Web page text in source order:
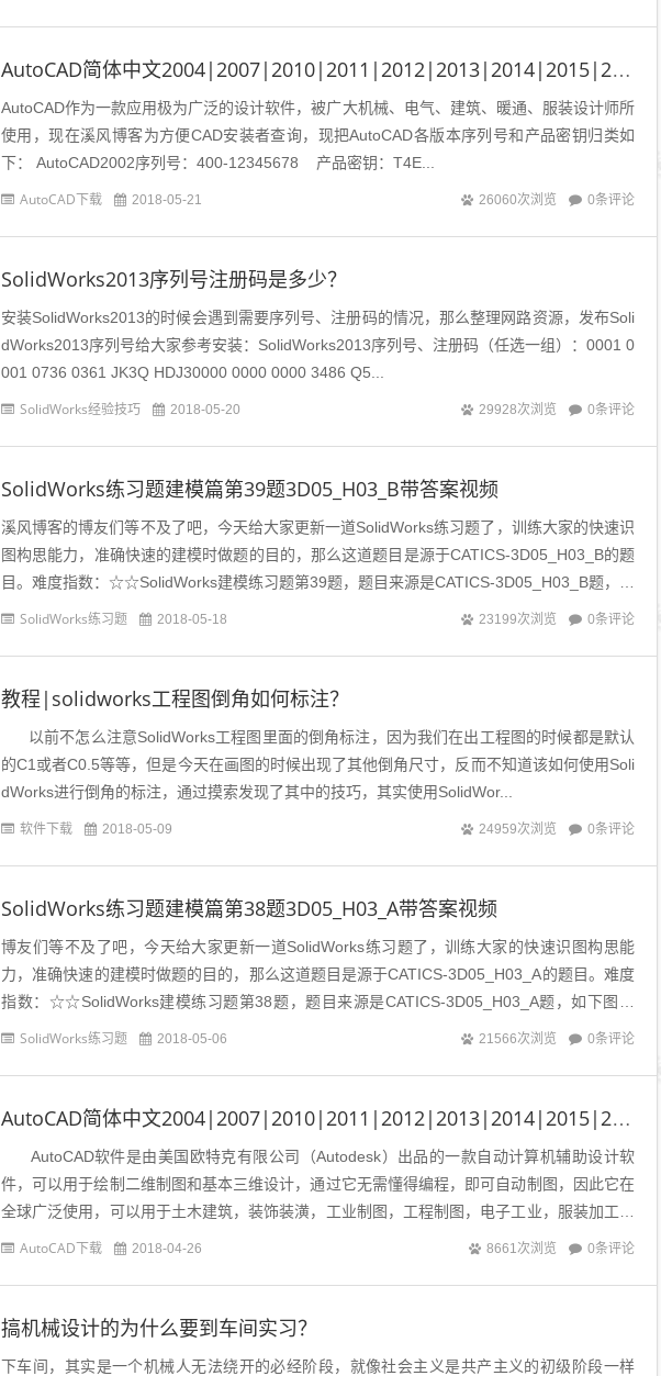
AutoCAD简体中文2004|2007|2010|2011|2012|2013|2014|2015|2016|2017|2018序列号和产品秘钥汇总分享
AutoCAD作为一款应用极为广泛的设计软件，被广大机械、电气、建筑、暖通、服装设计师所
使用，现在溪风博客为方便CAD安装者查询，现把AutoCAD各版本序列号和产品密钥归类如
下： AutoCAD2002序列号：400-12345678 产品密钥：T4E...
AutoCAD下载 2018-05-21 26060次浏览 0条评论
SolidWorks2013序列号注册码是多少？
安装SolidWorks2013的时候会遇到需要序列号、注册码的情况，那么整理网路资源，发布Soli
dWorks2013序列号给大家参考安装：SolidWorks2013序列号、注册码（任选一组）：0001 0
001 0736 0361 JK3Q HDJ30000 0000 0000 3486 Q5...
SolidWorks经验技巧 2018-05-20 29928次浏览 0条评论
SolidWorks练习题建模篇第39题3D05_H03_B带答案视频
溪风博客的博友们等不及了吧，今天给大家更新一道SolidWorks练习题了，训练大家的快速识
图构思能力，准确快速的建模时做题的目的，那么这道题目是源于CATICS-3D05_H03_B的题
目。难度指数：☆☆SolidWorks建模练习题第39题，题目来源是CATICS-3D05_H03_B题，如
下图...SolidWorks练习题 2018-05-18 23199次浏览 0条评论
教程|solidworks工程图倒角如何标注？
以前不怎么注意SolidWorks工程图里面的倒角标注，因为我们在出工程图的时候都是默认
的C1或者C0.5等等，但是今天在画图的时候出现了其他倒角尺寸，反而不知道该如何使用Soli
dWorks进行倒角的标注，通过摸索发现了其中的技巧，其实使用SolidWor...
软件下载 2018-05-09 24959次浏览 0条评论
SolidWorks练习题建模篇第38题3D05_H03_A带答案视频
博友们等不及了吧，今天给大家更新一道SolidWorks练习题了，训练大家的快速识图构思能
力，准确快速的建模时做题的目的，那么这道题目是源于CATICS-3D05_H03_A的题目。难度
指数：☆☆SolidWorks建模练习题第38题，题目来源是CATICS-3D05_H03_A题，如下图所
示：题目...
SolidWorks练习题 2018-05-06 21566次浏览 0条评论
AutoCAD简体中文2004|2007|2010|2011|2012|2013|2014|2015|2016|2017|2018|2019破解版下载集合
AutoCAD软件是由美国欧特克有限公司（Autodesk）出品的一款自动计算机辅助设计软
件，可以用于绘制二维制图和基本三维设计，通过它无需懂得编程，即可自动制图，因此它在
全球广泛使用，可以用于土木建筑，装饰装潢，工业制图，工程制图，电子工业，服装加工等
多方...AutoCAD下载 2018-04-26 8661次浏览 0条评论
搞机械设计的为什么要到车间实习？
下车间，其实是一个机械人无法绕开的必经阶段，就像社会主义是共产主义的初级阶段一样